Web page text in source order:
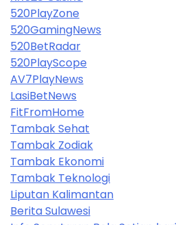
520PlayZone
520GamingNews
520BetRadar
520PlayScope
AV7PlayNews
LasiBetNews
FitFromHome
Tambak Sehat
Tambak Zodiak
Tambak Ekonomi
Tambak Teknologi
Liputan Kalimantan
Berita Sulawesi